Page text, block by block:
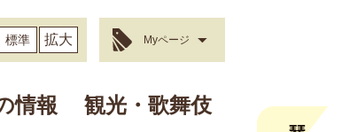
標準 拡大 Myページ
情報 観光・歌舞伎